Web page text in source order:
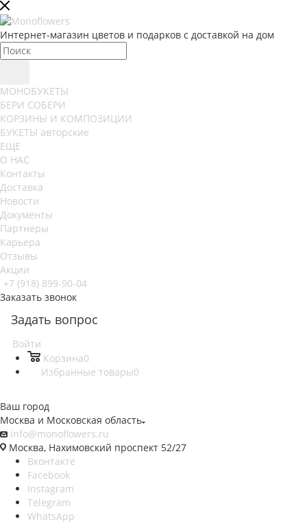
Интернет-магазин цветов и подарков с доставкой на дом
МОНОБУКЕТЫ
БЕРИ СОБЕРИ
КОРЗИНЫ И КОМПОЗИЦИИ
БУКЕТЫ авторские
ЕЩЕ
О НАС
Контакты
Доставка
Новости
Документы
Партнеры
Карьера
Отзывы
Акции
+7 (918) 899-90-04
Заказать звонок
Задать вопрос
Войти
Корзина0
Избранные товары0
Ваш город
Москва и Московская область
info@monoflowers.ru
Москва, Нахимовский проспект 52/27
Вконтакте
Facebook
Instagram
Telegram
WhatsApp